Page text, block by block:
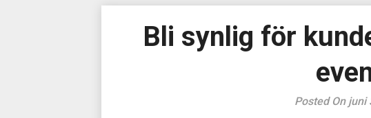
Bli synlig för
Posted On juni